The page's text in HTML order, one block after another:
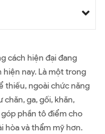
cách hiện đại đang
nay. Là một trong
thiếu, ngoài chức năng
chăn, ga, gối, khăn,
phần tô điểm cho
hòa và thẩm mỹ hơn.